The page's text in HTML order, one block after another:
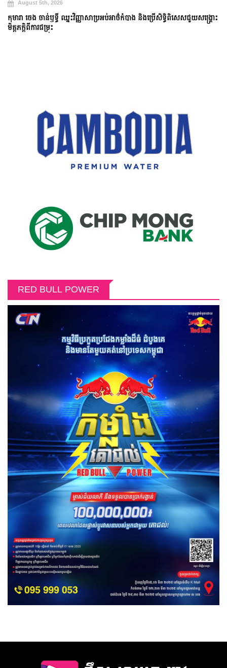
August 5th, 2026
កុមារា ចេង ចាន់ឫទ្ធី ឈ្នះវិញ្ញាសាប្រអប់អាថ៌កំបាង និងប្រើសិទ្ធិពិសេសជួយសង្គ្រោះ
មិត្តភក្តិពីការជម្រុះ
RED BULL POWER